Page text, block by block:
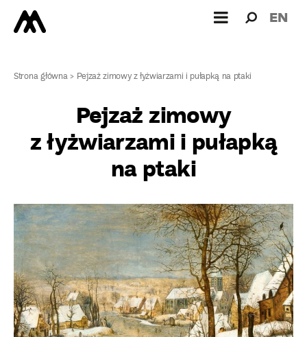
dla: EN
Strona główna> Pejzaż zimowy z łyżwiarzami i pułapką na ptaki
Pejzaż zimowy
z łyżwiarzami i pułapką
na ptaki